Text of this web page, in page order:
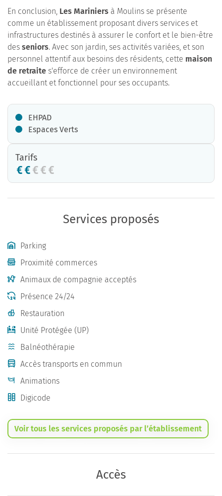
En conclusion, Les Mariniers à Moulins se présente
comme un établissement proposant divers services et
infrastructures destinés à assurer le confort et le bien-être
des seniors. Avec son jardin, ses activités variées, et son
personnel attentif aux besoins des résidents, cette maison
de retraite s'efforce de créer un environnement
accueillant et fonctionnel pour ses occupants.
EHPAD
Espaces Verts
Tarifs
Services proposés
Parking
Proximité commerces
Animaux de compagnie acceptés
Présence 24/24
Restauration
Unité Protégée (UP)
Balnéothérapie
Accès transports en commun
Animations
Digicode
Voir tous les services proposés par l’établissement
Accès